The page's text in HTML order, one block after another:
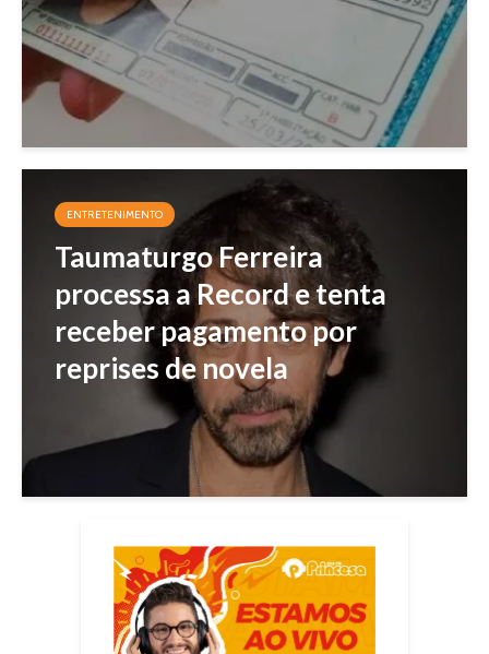
ENTRETENIMENTO
Taumaturgo Ferreira
processa a Record e tenta
receber pagamento por
reprises de novela